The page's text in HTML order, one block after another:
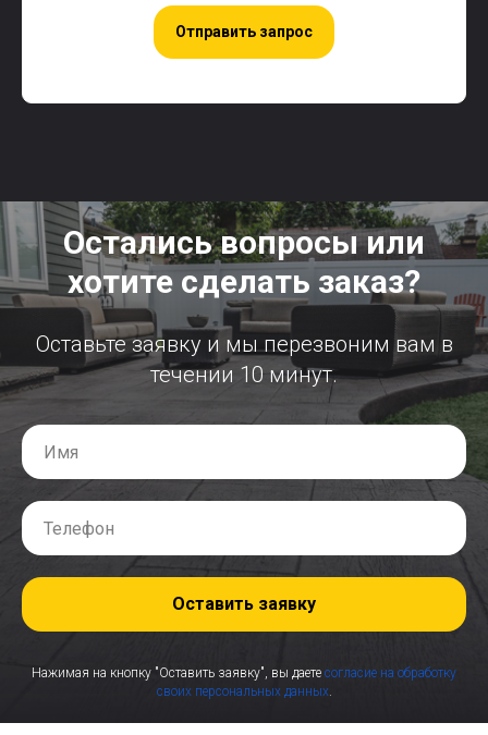
Отправить запрос
Остались вопросы или
хотите сделать заказ?
Оставьте заявку и мы перезвоним вам в
течении 10 минут.
Оставить заявку
Нажимая на кнопку "Оставить заявку", вы даете согласие на обработку
своих персональных данных.